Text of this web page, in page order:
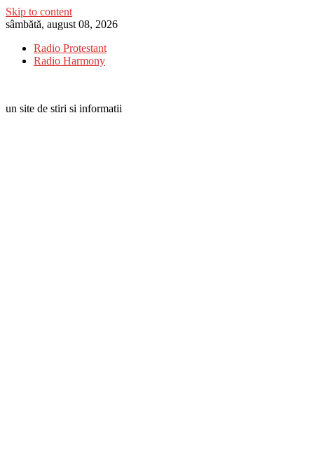
Skip to content
sâmbătă, august 08, 2026
Radio Protestant
Radio Harmony
un site de stiri si informatii